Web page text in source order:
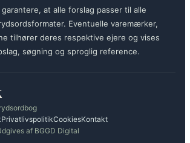
at alle forslag passer til alle
Eventuelle varemærker,
tilhører deres respektive ejere og vises
søgning og sproglig reference.
PrivatlivspolitikCookiesKontakt
af BGGD Digital